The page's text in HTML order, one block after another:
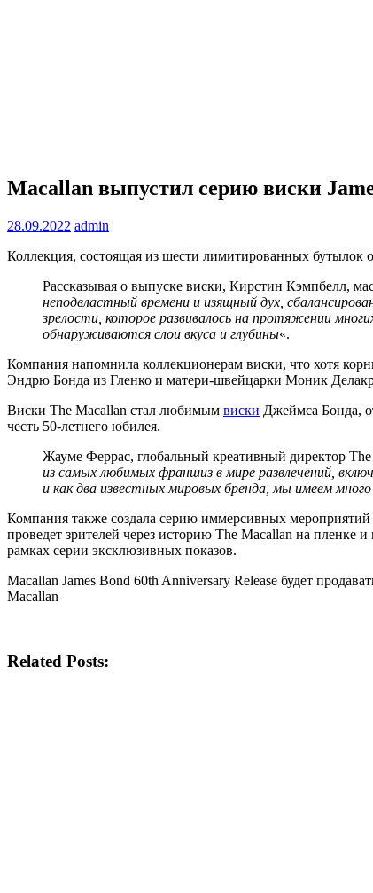
Macallan выпустил серию виски
28.09.2022 admin
Коллекция, состоящая из шести лимитированных бутылок
Рассказывая о выпуске виски, Кирстин Кэмпбелл,
неподвластный времени и изящный дух,
зрелости, которое развивалось на протяжении
обнаруживаются слои вкуса и глубины«.
Компания напомнила коллекционерам виски, что хотя
Эндрю Бонда из Гленко и матери-швейцарки Моник
Виски The Macallan стал любимым виски Джеймса Бонда,
честь 50-летнего юбилея.
Жауме Феррас, глобальный креативный директор
из самых любимых франшиз в мире развлечений,
и как два известных мировых бренда, мы имеем
Компания также создала серию иммерсивных
проведет зрителей через историю The Macallan на пленке
рамках серии эксклюзивных показов.
Macallan James Bond 60th Anniversary Release будет
Macallan
Related Posts: